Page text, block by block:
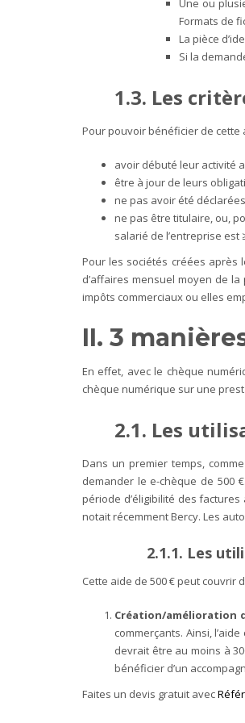
Une ou
Formats de
La pièce
Si la
1.3. Les
Pour pouvoir bénéficier de cette
avoir débuté leur activité
être à jour de leurs
ne pas avoir été
ne pas être titulaire, ou,
salarié de l’entreprise est
Pour les sociétés créées après
d’affaires mensuel moyen de
impôts commerciaux ou elles
II. 3
En effet, avec le chèque
chèque numérique sur une
2.1. Les
Dans un premier temps,
demander le e-chèque de 500
période d’éligibilité des
notait récemment Bercy. Les
2.1.1. Les
Cette aide de 500 € peut
Création/amélioration
commerçants. Ainsi,
devrait être au moins à
bénéficier d’un
Faites un devis gratuit avec